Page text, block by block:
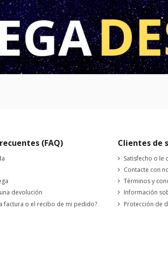
(FAQ)
devolución
factura o el recibo de mi pedido?
Clientes de
Satisfecho o le
Contacte con
Términos y
Información
Protección de